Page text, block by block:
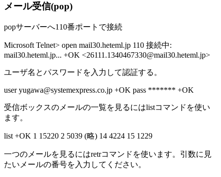
メール受信(pop)
popサーバーへ110番ポートで接続
Microsoft Telnet> open mail30.heteml.jp 110 接続中:
mail30.heteml.jp... +OK <26111.1340467330@mail30.heteml.jp>
ユーザ名とパスワードを入力して認証する。
user yugawa@systemexpress.co.jp +OK pass ******* +OK
受信ボックスのメールの一覧を見るにはlistコマンドを使い
ます。
list +OK 1 15220 2 5039 (略) 14 4224 15 1229
一つのメールを見るにはretrコマンドを使います。引数に見
たいメールの番号を入力してください。